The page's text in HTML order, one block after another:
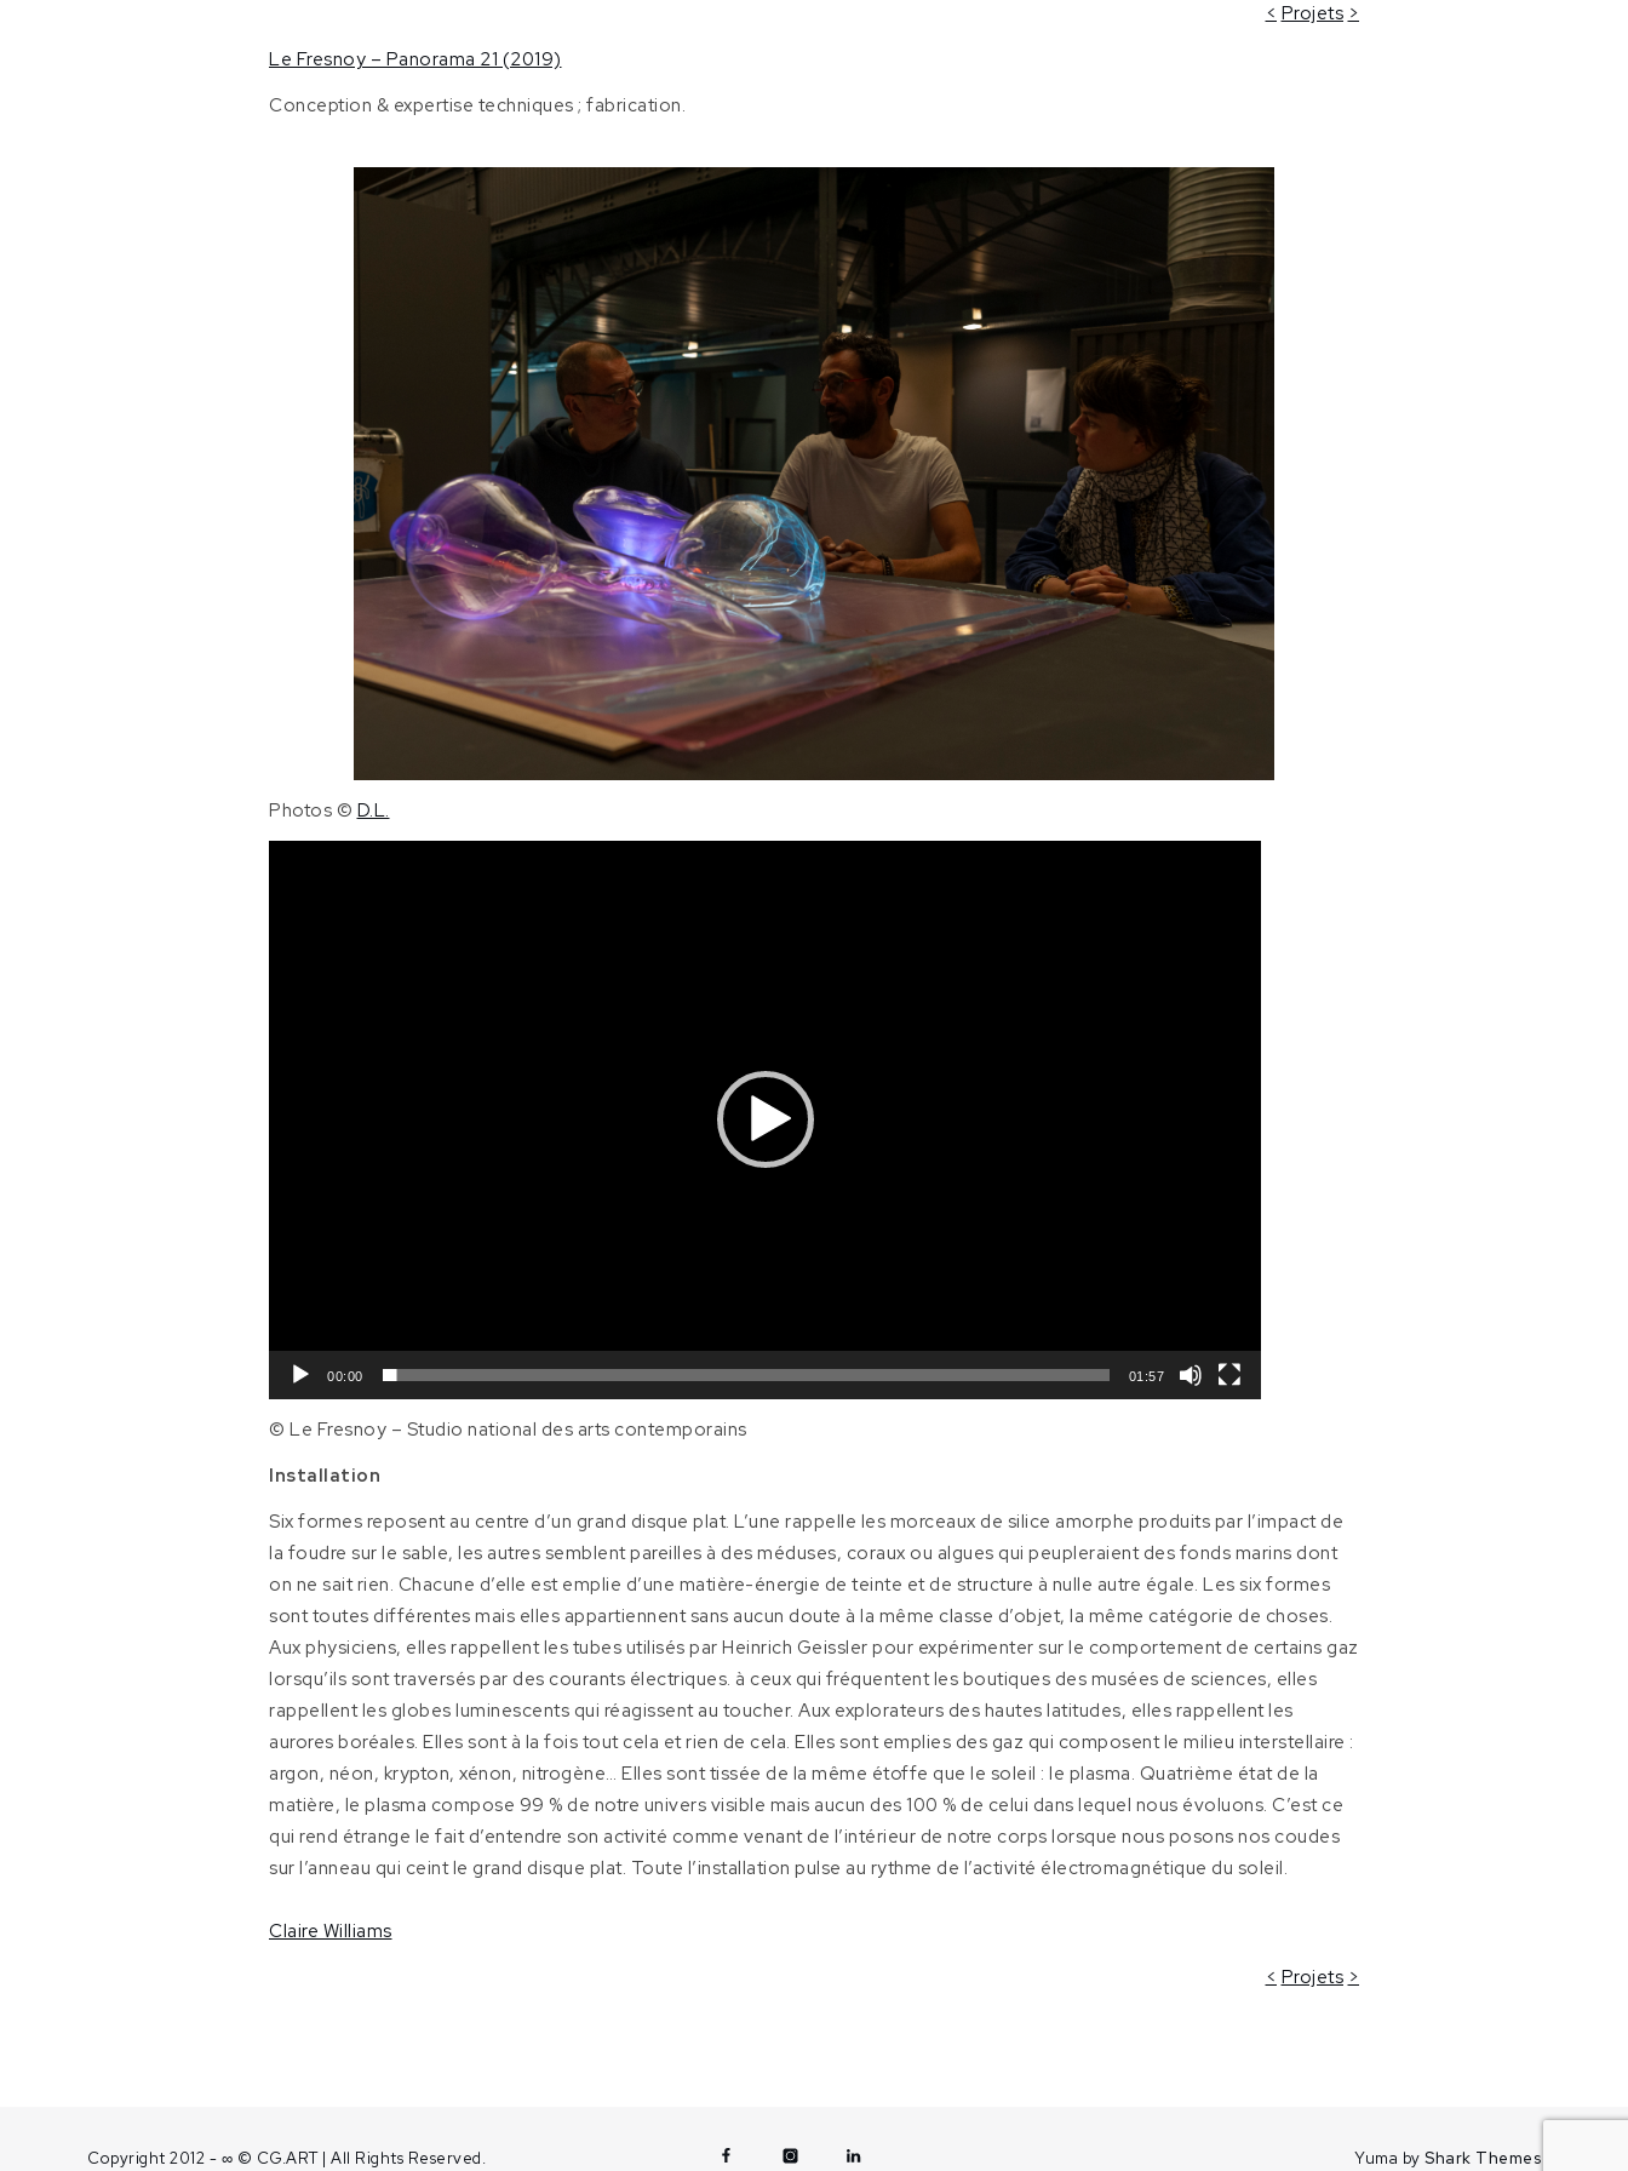
[Tourcoing,
Claire
« Zoryas »
< Projets >
Le Fresnoy – Panorama 21 (2019)
Conception & expertise techniques ; fabrication.
Photos © D.L.
00:00 01:57
© Le Fresnoy – Studio national des arts contemporains
Installation
Six formes reposent au centre d’un grand disque plat. L’une rappelle les morceaux de silice amorphe produits par l’impact de
la foudre sur le sable, les autres semblent pareilles à des méduses, coraux ou algues qui peupleraient des fonds marins dont
on ne sait rien. Chacune d’elle est emplie d’une matière-énergie de teinte et de structure à nulle autre égale. Les six formes
sont toutes différentes mais elles appartiennent sans aucun doute à la même classe d’objet, la même catégorie de choses.
Aux physiciens, elles rappellent les tubes utilisés par Heinrich Geissler pour expérimenter sur le comportement de certains gaz
lorsqu’ils sont traversés par des courants électriques. à ceux qui fréquentent les boutiques des musées de sciences, elles
rappellent les globes luminescents qui réagissent au toucher. Aux explorateurs des hautes latitudes, elles rappellent les
aurores boréales. Elles sont à la fois tout cela et rien de cela. Elles sont emplies des gaz qui composent le milieu interstellaire :
argon, néon, krypton, xénon, nitrogène… Elles sont tissée de la même étoffe que le soleil : le plasma. Quatrième état de la
matière, le plasma compose 99 % de notre univers visible mais aucun des 100 % de celui dans lequel nous évoluons. C’est ce
qui rend étrange le fait d’entendre son activité comme venant de l’intérieur de notre corps lorsque nous posons nos coudes
sur l’anneau qui ceint le grand disque plat. Toute l’installation pulse au rythme de l’activité électromagnétique du soleil.
Claire Williams
< Projets >
Copyright 2012 - ∞ © CG.ART | All Rights Reserved. Yuma by Shark Themes